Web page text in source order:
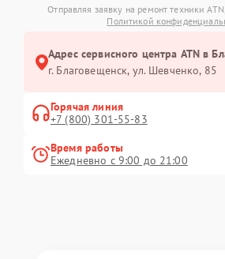
Отправляя заявку на ремонт техники
Политикой
Адрес сервисного центра ATN в
г. Благовещенск, ул. Шевченко, 85
Горячая линия
+7 (800) 301-55-83
Время работы
Ежедневно с 9:00 до 21:00